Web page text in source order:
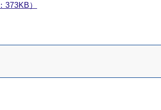
373KB）